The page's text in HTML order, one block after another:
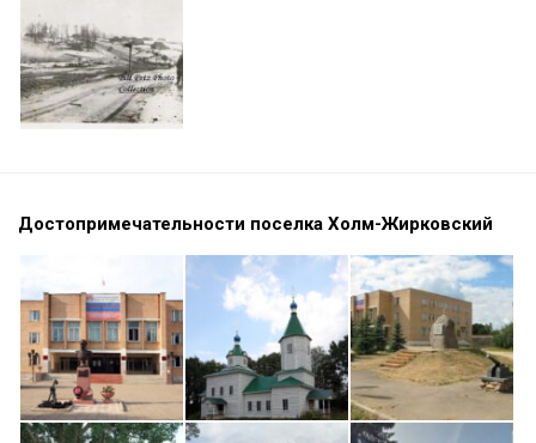
Достопримечательности поселка Холм-Жирковский